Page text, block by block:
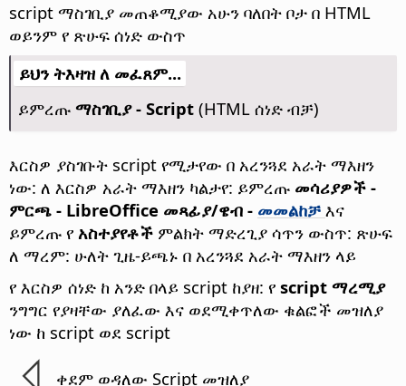
script ማስገቢያ መጠቆሚያው አሁን ባለበት ቦታ በ HTML
ወይንም የ ጽሁፍ ሰነድ ውስጥ
ይህን ትእዛዝ ለ መፈጸም...
ይምረጡ ማስገቢያ - Script (HTML ሰነድ ብቻ)
እርስዎ ያስገቡት script የሚታየው በ አረንጓደ አራት ማእዘን
ነው: ለ እርስዎ አራት ማእዘን ካልታየ: ይምረጡ መሳሪያዎች -
ምርጫ - LibreOffice መጻፊያ/ዌብ - መመልከቻ እና
ይምረጡ የ አስተያየቶች ምልክት ማድረጊያ ሳጥን ውስጥ: ጽሁፍ
ለ ማረም: ሁለት ጊዜ-ይጫኑ በ አረንጓደ አራት ማእዘን ላይ
የ እርስዎ ሰነድ ከ አንድ በላይ script ከያዘ: የ script ማረሚያ
ንግግር የያዛቸው ያለፈው እና ወደሚቀጥለው ቁልፎች መዝለያ
ነው ከ script ወደ script
ቀደም ወዳለው Script መዝለያ